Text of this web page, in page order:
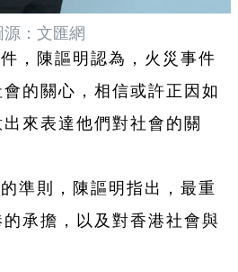
源：文匯網
，陳謳明認為，火災事件
的關心，相信或許正因如
來表達他們對社會的關
準則，陳謳明指出，最重
承擔，以及對香港社會與